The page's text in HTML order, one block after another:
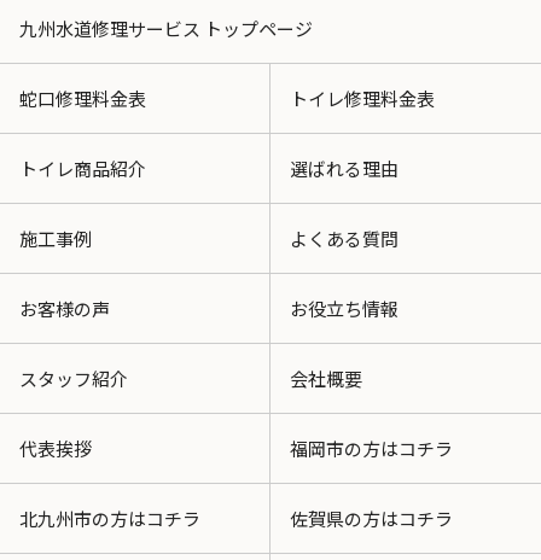
九州水道修理サービス トップページ
蛇口修理料金表 トイレ修理料金表
トイレ商品紹介 選ばれる理由
施工事例 よくある質問
お客様の声 お役立ち情報
スタッフ紹介 会社概要
代表挨拶 福岡市の方はコチラ
北九州市の方はコチラ 佐賀県の方はコチラ